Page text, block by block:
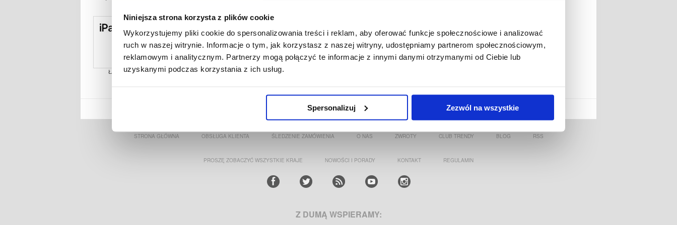
Niniejsza strona korzysta z plików cookie
Wykorzystujemy pliki cookie do spersonalizowania treści i reklam, aby oferować funkcje społecznościowe i analizować
ruch w naszej witrynie. Informacje o tym, jak korzystasz z naszej witryny, udostępniamy partnerom społecznościowym,
reklamowym i analitycznym. Partnerzy mogą połączyć te informacje z innymi danymi otrzymanymi od Ciebie lub
uzyskanymi podczas korzystania z ich usług.
Spersonalizuj Zezwól na wszystkie
ŁADOWARKA DO IPADA
ŁADOWARKA DO TABLETU
PLAC RODŁA 8 POK 710 | 70-419 SZCZECIN SKLEP@MYTRENDYPHONE.PL
STRONA GŁÓWNA OBSŁUGA KLIENTA ŚLEDZENIE ZAMÓWIENIA O NAS ZWROTY CLUB TRENDY BLOG RSS
PROSZĘ ZOBACZYĆ WSZYSTKIE KRAJE NOWOŚCI I PORADY KONTAKT REGULAMIN
Z DUMĄ WSPIERAMY: